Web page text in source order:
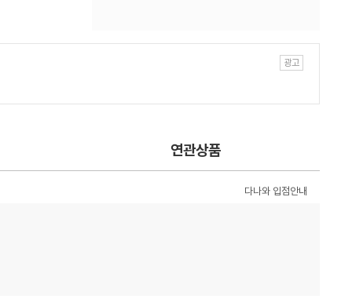
연관상품
다나와 입점안내